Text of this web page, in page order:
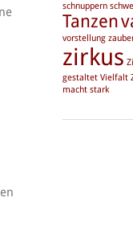
schnuppern
Tanzen
vorstellung
zirkus
gestaltet Vielfalt
macht stark